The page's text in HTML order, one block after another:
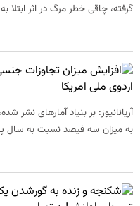
گرفته، چاقی خطر مرگ در اثر ابتلا
آریانانیوز: بر بنیاد آمارهای نشر
به میزان سه فیصد نسبت به سال